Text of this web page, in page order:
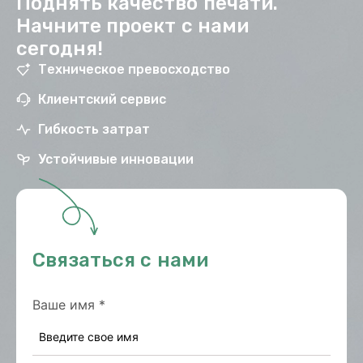
Начните проект с нами
сегодня!
Техническое превосходство
Клиентский сервис
Гибкость затрат
Устойчивые инновации
Связаться с нами
Ваше имя *